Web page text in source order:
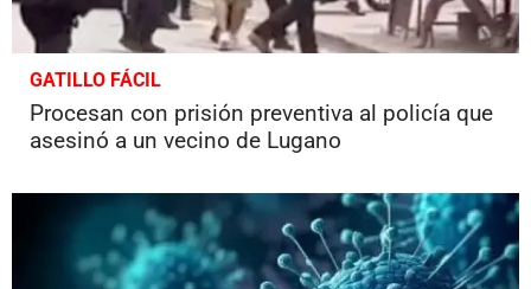
GATILLO FÁCIL
Procesan con prisión preventiva al policía que
asesinó a un vecino de Lugano